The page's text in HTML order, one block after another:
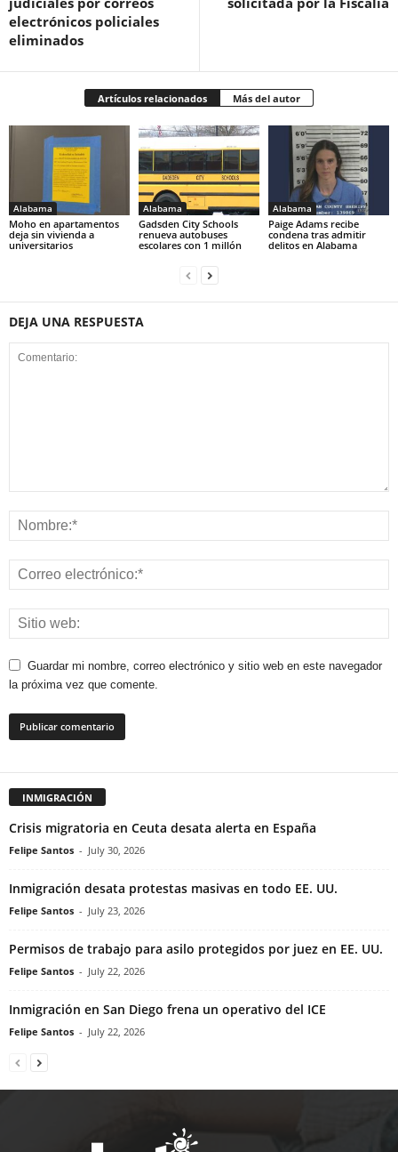
electrónicos policiales
eliminados
Artículos relacionados Más del autor
Alabama
Moho en apartamentos
deja sin vivienda a
universitarios
Alabama
Gadsden City Schools
renueva autobuses
escolares con 1 millón
Alabama
Paige Adams recibe
condena tras admitir
delitos en Alabama
DEJA UNA RESPUESTA
Guardar mi nombre, correo electrónico y sitio web en este navegador
la próxima vez que comente.
INMIGRACIÓN
Crisis migratoria en Ceuta desata alerta en España
Felipe Santos - July 30, 2026
Inmigración desata protestas masivas en todo EE. UU.
Felipe Santos - July 23, 2026
Permisos de trabajo para asilo protegidos por juez en EE. UU.
Felipe Santos - July 22, 2026
Inmigración en San Diego frena un operativo del ICE
Felipe Santos - July 22, 2026